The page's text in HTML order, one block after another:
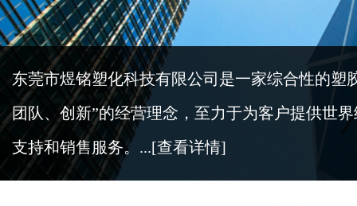
东莞市煜铭塑化科技有限公司是一家综合性的塑
团队、创新”的经营理念，至力于为客户提供世
支持和销售服务。...[查看详情]